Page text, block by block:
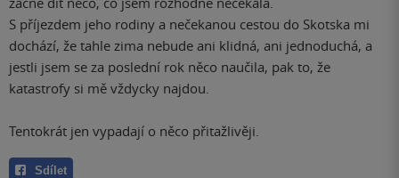
S příjezdem jeho rodiny a nečekanou cestou do Skotska mi
dochází, že tahle zima nebude ani klidná, ani jednoduchá, a
jestli jsem se za poslední rok něco naučila, pak to, že
katastrofy si mě vždycky najdou.
Tentokrát jen vypadají o něco přitažlivěji.
Sdílet